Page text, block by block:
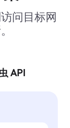
问目标网
API